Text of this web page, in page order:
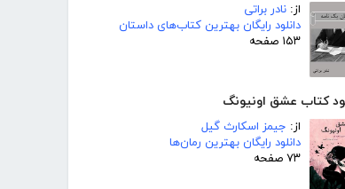
از: نادر براتی
دانلود رایگان بهترین کتاب‌های داستان
۱۵۳ صفحه
کتاب عشق اونیونگ
از: جیمز اسکارث گیل
دانلود رایگان بهترین رمان‌ها
۷۳ صفحه